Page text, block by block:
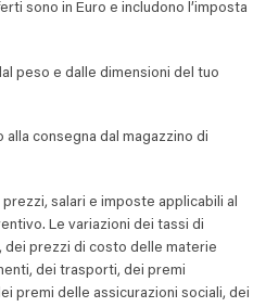
sono in Euro e includono l’imposta
peso e dalle dimensioni del tuo
consegna dal magazzino di
salari e imposte applicabili al
Le variazioni dei tassi di
dei prezzi di costo delle materie
dei trasporti, dei premi
premi delle assicurazioni sociali, dei